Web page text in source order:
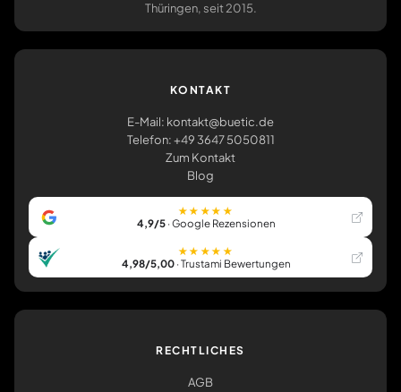
Thüringen, seit 2015.
KONTAKT
E-Mail: kontakt@buetic.de
Telefon: +49 3647 5050811
Zum Kontakt
Blog
★★★★★
4,9/5· Google Rezensionen
★★★★★
4,98/5,00· Trustami Bewertungen
RECHTLICHES
AGB